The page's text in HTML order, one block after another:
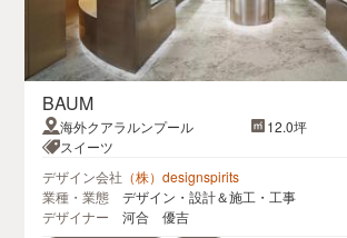
BAUM
海外クアラルンプール
12.0坪
スイーツ
デザイン会社 （株）designspirits
業種・業態
デザイン・設計＆施工・工事
デザイナー
河合 優吉